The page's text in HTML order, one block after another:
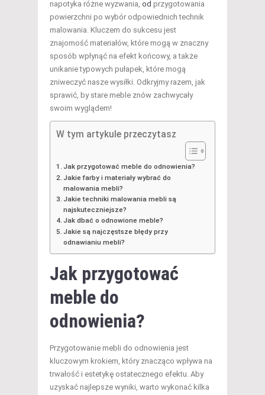
napotyka różne wyzwania, od przygotowania
powierzchni po wybór odpowiednich technik
malowania. Kluczem do sukcesu jest
znajomość materiałów, które mogą w znaczny
sposób wpłynąć na efekt końcowy, a także
unikanie typowych pułapek, które mogą
zniweczyć nasze wysiłki. Odkryjmy razem, jak
sprawić, by stare meble znów zachwycały
swoim wyglądem!
W tym artykule przeczytasz
Jak przygotować meble do odnowienia?
Jakie farby i materiały wybrać do
malowania mebli?
Jakie techniki malowania mebli są
najskuteczniejsze?
Jak dbać o odnowione meble?
Jakie są najczęstsze błędy przy
odnawianiu mebli?
Jak przygotować
meble do
odnowienia?
Przygotowanie mebli do odnowienia jest
kluczowym krokiem, który znacząco wpływa na
trwałość i estetykę ostatecznego efektu. Aby
uzyskać najlepsze wyniki, warto wykonać kilka